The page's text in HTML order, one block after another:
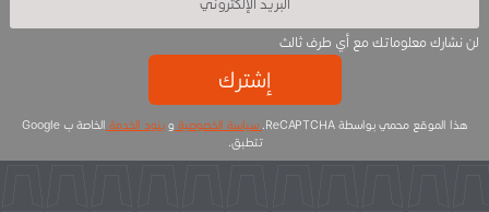
لن نشارك معلوماتك مع أي طرف ثالث
إشترك
هذا الموقع محمي بواسطة ReCAPTCHA. سياسة الخصوصية وبنود الخدمة
الخاصة ب Google
تتطبق.